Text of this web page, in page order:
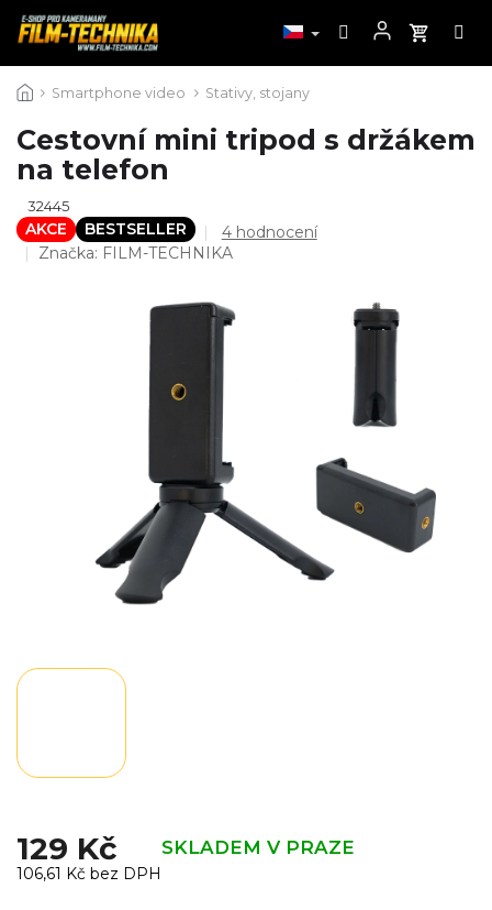
na
Smartphone video Stativy, stojany
Cestovní mini tripod s držákem
na telefon
32445
AKCE BESTSELLER
Průměrné
hodnocení
4,8
5
4 hodnocení
Značka: FILM-TECHNIKA
129 Kč SKLADEM V PRAZE
106,61 Kč bez DPH